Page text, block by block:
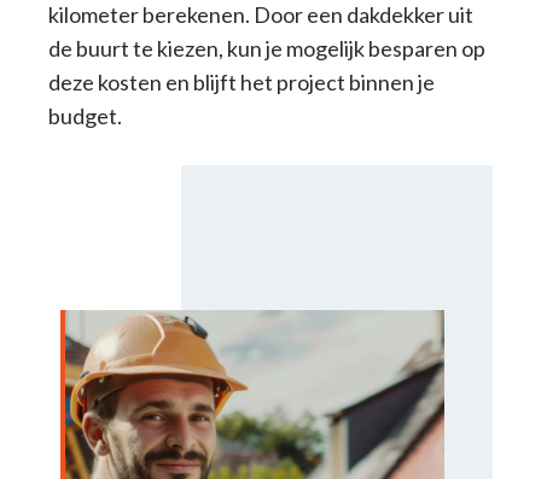
kilometer berekenen. Door een dakdekker uit
de buurt te kiezen, kun je mogelijk besparen op
deze kosten en blijft het project binnen je
budget.